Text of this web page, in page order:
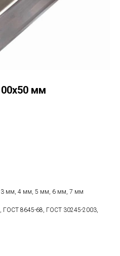
мм
3 мм, 4 мм, 5 мм, 6 мм, 7 мм
ГОСТ 8645-68, ГОСТ 30245-2003,